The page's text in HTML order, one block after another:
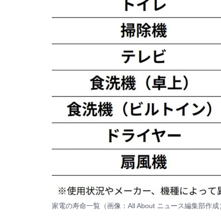
家電の寿命一覧（画像：All About ニュース編集部作成